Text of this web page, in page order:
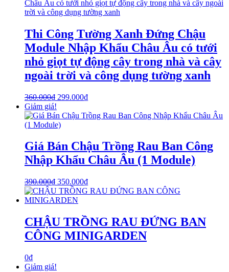
Thi Công Tường Xanh Đứng Chậu
Module Nhập Khẩu Châu Âu có tưới
nhỏ giọt tự động cây trong nhà và cây
ngoài trời và công dụng tường xanh
360.000₫ 299.000₫
Giảm giá!
Giá Bán Chậu Trồng Rau Ban Công
Nhập Khẩu Châu Âu (1 Module)
390.000₫ 350.000₫
CHẬU TRỒNG RAU ĐỨNG BAN
CÔNG MINIGARDEN
0₫
Giảm giá!